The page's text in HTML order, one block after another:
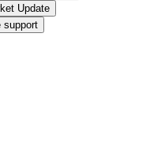
Update
support